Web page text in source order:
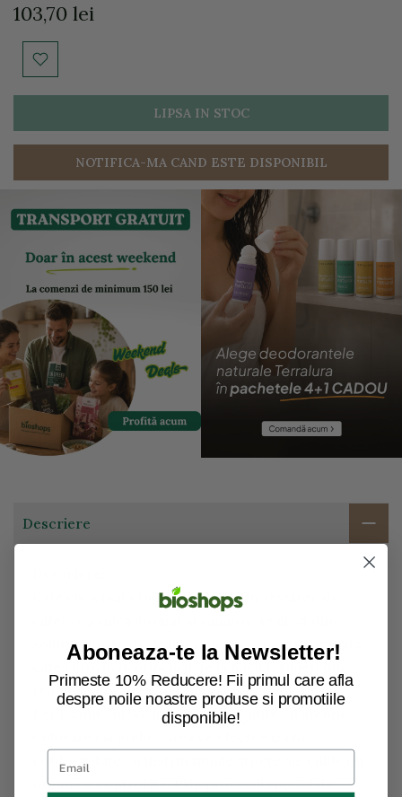
103,70 lei
LIPSA IN STOC
NOTIFICA-MA CAND ESTE DISPONIBIL
Descriere
Cafea macinata Dennree Daily. Un amestec de
soiuri rafinate de Arabica. Boabele pentru aceasta
regiunile de cafea de prima clasa din Mexic si
Peru. Sunt culese manual si pregatite cu atentie.
conformitate cu instructiunile stricte ale cultivarii
organice controlate. Prin procesul special de
Aboneaza-te la Newsletter!
Primeste 10% Reducere! Fii primul care afla
despre noile noastre produse si promotiile
disponibile!